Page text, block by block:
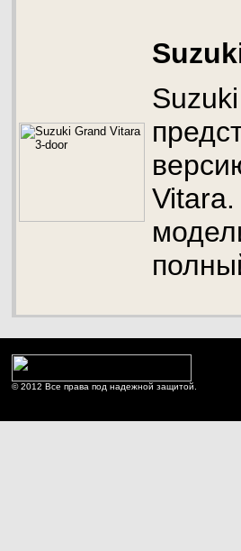
© 2012 Все права под надежной защитой.